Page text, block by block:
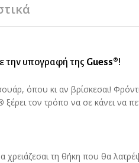
την υπογραφή της Guess®!
όπου κι αν βρίσκεσαι!
ξέρει τον τρόπο να σε κάνει να
τη θήκη που θα